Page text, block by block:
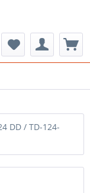
DD / TD-124-